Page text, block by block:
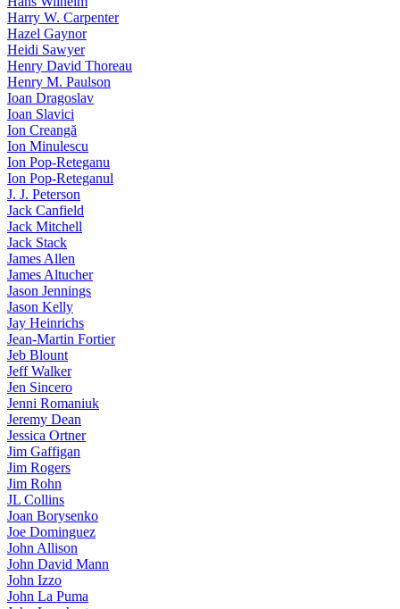
Harry W. Carpenter
Hazel Gaynor
Heidi Sawyer
Henry David Thoreau
Henry M. Paulson
Ioan Dragoslav
Ioan Slavici
Ion Creangă
Ion Minulescu
Ion Pop-Reteganu
Ion Pop-Reteganul
J. J. Peterson
Jack Canfield
Jack Mitchell
Jack Stack
James Allen
James Altucher
Jason Jennings
Jason Kelly
Jay Heinrichs
Jean-Martin Fortier
Jeb Blount
Jeff Walker
Jen Sincero
Jenni Romaniuk
Jeremy Dean
Jessica Ortner
Jim Gaffigan
Jim Rogers
Jim Rohn
JL Collins
Joan Borysenko
Joe Dominguez
John Allison
John David Mann
John Izzo
John La Puma